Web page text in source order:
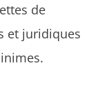
de
et juridiques